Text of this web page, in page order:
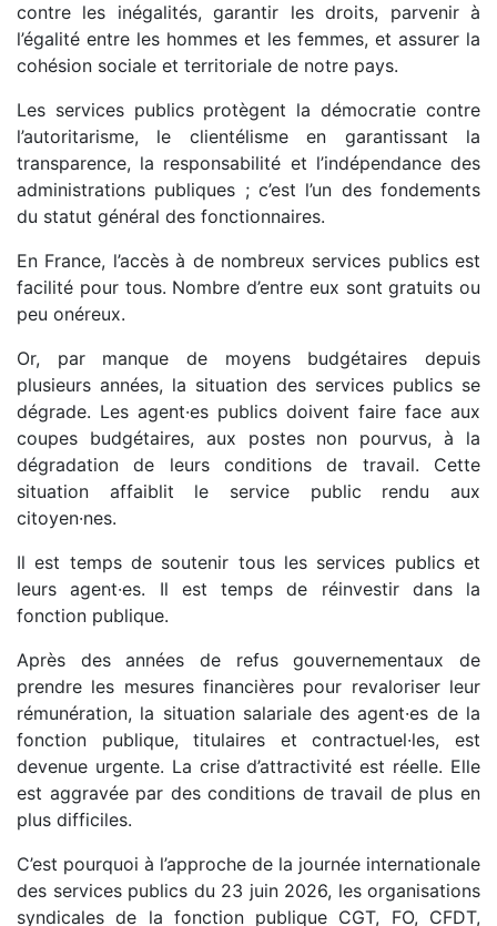
contre les inégalités, garantir les droits, parvenir à
l’égalité entre les hommes et les femmes, et assurer la
cohésion sociale et territoriale de notre pays.
Les services publics protègent la démocratie contre
l’autoritarisme, le clientélisme en garantissant la
transparence, la responsabilité et l’indépendance des
administrations publiques ; c’est l’un des fondements
du statut général des fonctionnaires.
En France, l’accès à de nombreux services publics est
facilité pour tous. Nombre d’entre eux sont gratuits ou
peu onéreux.
Or, par manque de moyens budgétaires depuis
plusieurs années, la situation des services publics se
dégrade. Les agent·es publics doivent faire face aux
coupes budgétaires, aux postes non pourvus, à la
dégradation de leurs conditions de travail. Cette
situation affaiblit le service public rendu aux
citoyen·nes.
Il est temps de soutenir tous les services publics et
leurs agent·es. Il est temps de réinvestir dans la
fonction publique.
Après des années de refus gouvernementaux de
prendre les mesures financières pour revaloriser leur
rémunération, la situation salariale des agent·es de la
fonction publique, titulaires et contractuel·les, est
devenue urgente. La crise d’attractivité est réelle. Elle
est aggravée par des conditions de travail de plus en
plus difficiles.
C’est pourquoi à l’approche de la journée internationale
des services publics du 23 juin 2026, les organisations
syndicales de la fonction publique CGT, FO, CFDT,